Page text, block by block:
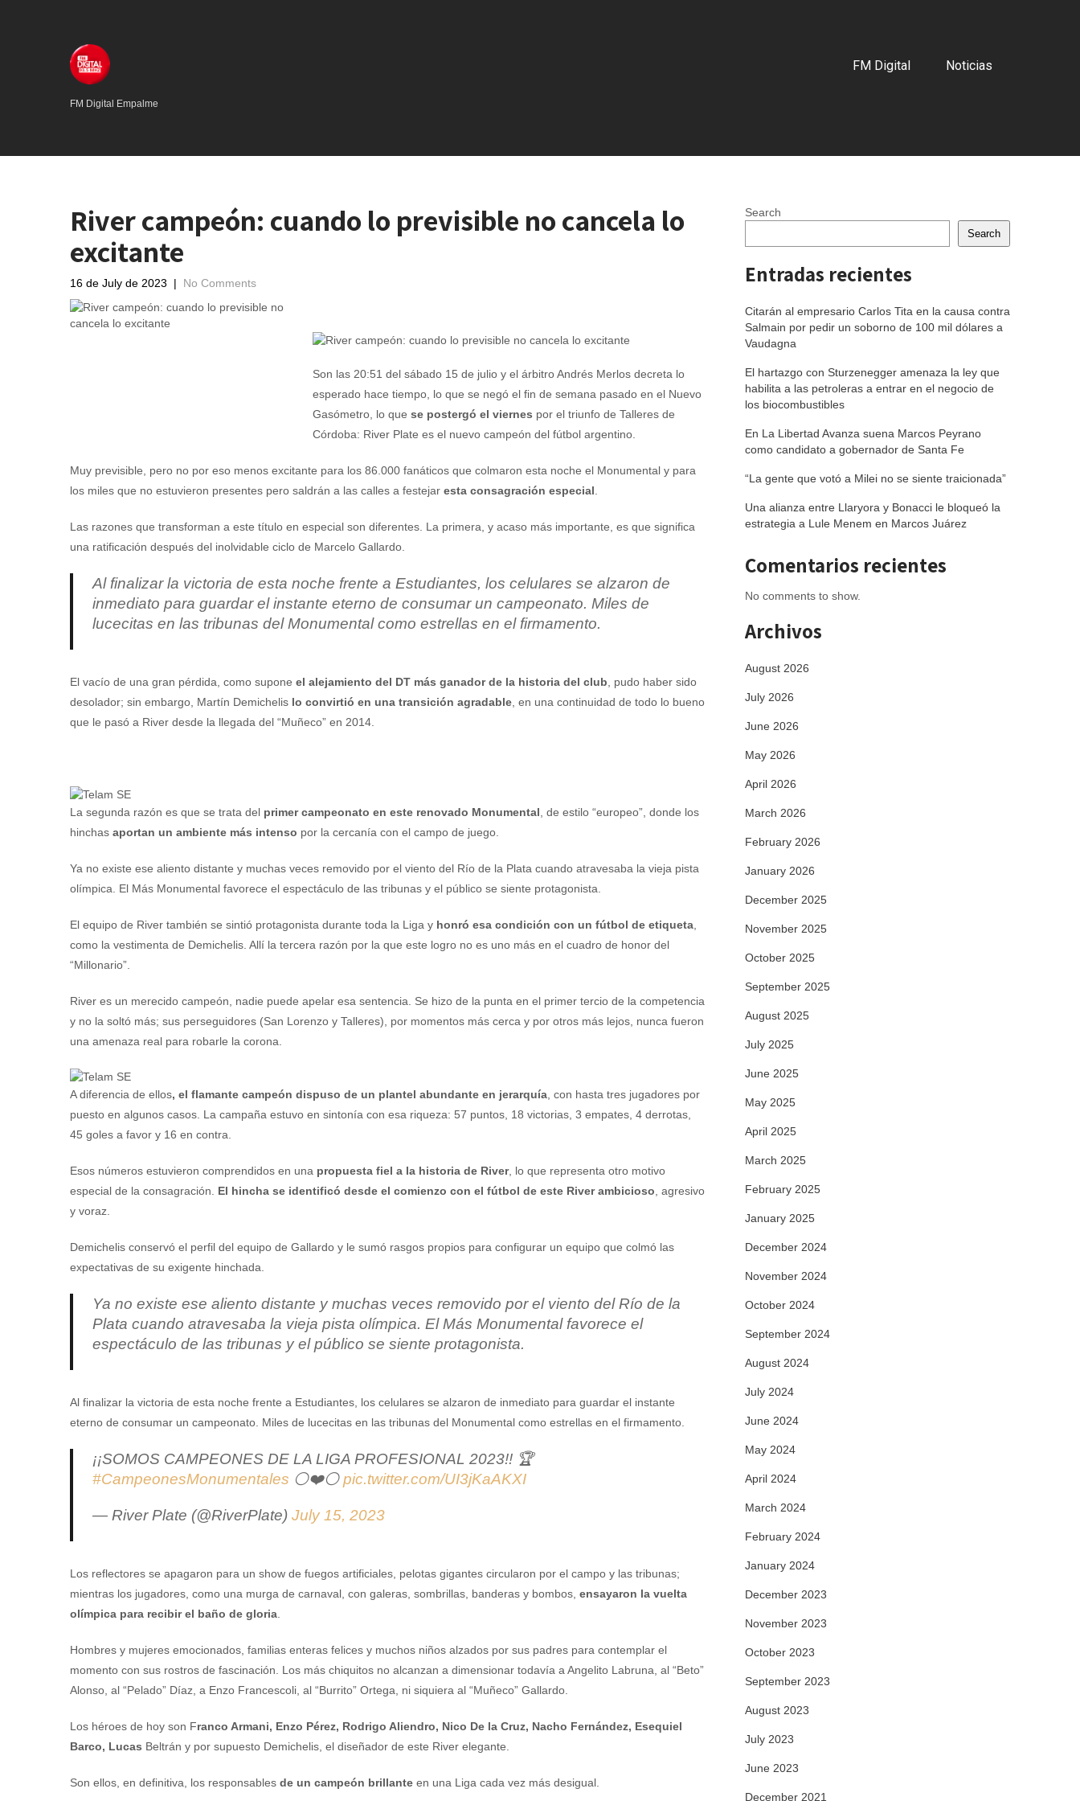
FM Digital Empalme
FM Digital Noticias
River campeón: cuando lo previsible no cancela lo
excitante
16 de July de 2023 | No Comments
Son las 20:51 del sábado 15 de julio y el árbitro Andrés Merlos decreta lo
esperado hace tiempo, lo que se negó el fin de semana pasado en el Nuevo
Gasómetro, lo que se postergó el viernes por el triunfo de Talleres de
Córdoba: River Plate es el nuevo campeón del fútbol argentino.
Muy previsible, pero no por eso menos excitante para los 86.000 fanáticos que colmaron esta noche el Monumental y para
los miles que no estuvieron presentes pero saldrán a las calles a festejar esta consagración especial.
Las razones que transforman a este título en especial son diferentes. La primera, y acaso más importante, es que significa
una ratificación después del inolvidable ciclo de Marcelo Gallardo.
Al finalizar la victoria de esta noche frente a Estudiantes, los celulares se alzaron de
inmediato para guardar el instante eterno de consumar un campeonato. Miles de
lucecitas en las tribunas del Monumental como estrellas en el firmamento.
El vacío de una gran pérdida, como supone el alejamiento del DT más ganador de la historia del club, pudo haber sido
desolador; sin embargo, Martín Demichelis lo convirtió en una transición agradable, en una continuidad de todo lo bueno
que le pasó a River desde la llegada del “Muñeco” en 2014.
La segunda razón es que se trata del primer campeonato en este renovado Monumental , de estilo “europeo”, donde los
hinchas aportan un ambiente más intenso por la cercanía con el campo de juego.
Ya no existe ese aliento distante y muchas veces removido por el viento del Río de la Plata cuando atravesaba la vieja pista
olímpica. El Más Monumental favorece el espectáculo de las tribunas y el público se siente protagonista.
El equipo de River también se sintió protagonista durante toda la Liga y honró esa condición con un fútbol de etiqueta
como la vestimenta de Demichelis. Allí la tercera razón por la que este logro no es uno más en el cuadro de honor del
“Millonario”.
River es un merecido campeón, nadie puede apelar esa sentencia. Se hizo de la punta en el primer tercio de la competencia
y no la soltó más; sus perseguidores (San Lorenzo y Talleres), por momentos más cerca y por otros más lejos, nunca fueron
una amenaza real para robarle la corona.
A diferencia de ellos, el flamante campeón dispuso de un plantel abundante en jerarquía , con hasta tres jugadores por
puesto en algunos casos. La campaña estuvo en sintonía con esa riqueza: 57 puntos, 18 victorias, 3 empates, 4 derrotas,
45 goles a favor y 16 en contra.
Esos números estuvieron comprendidos en una propuesta fiel a la historia de River, lo que representa otro motivo
especial de la consagración. El hincha se identificó desde el comienzo con el fútbol de este River ambicioso , agresivo
y voraz.
Demichelis conservó el perfil del equipo de Gallardo y le sumó rasgos propios para configurar un equipo que colmó las
expectativas de su exigente hinchada.
Ya no existe ese aliento distante y muchas veces removido por el viento del Río de la
Plata cuando atravesaba la vieja pista olímpica. El Más Monumental favorece el
espectáculo de las tribunas y el público se siente protagonista.
Al finalizar la victoria de esta noche frente a Estudiantes, los celulares se alzaron de inmediato para guardar el instante
eterno de consumar un campeonato. Miles de lucecitas en las tribunas del Monumental como estrellas en el firmamento.
¡¡SOMOS CAMPEONES DE LA LIGA PROFESIONAL 2023!! 🏆
#CampeonesMonumentales ⚪️❤️⚪️pic.twitter.com/UI3jKaAKXI
— River Plate (@RiverPlate) July 15, 2023
Los reflectores se apagaron para un show de fuegos artificiales, pelotas gigantes circularon por el campo y las tribunas;
mientras los jugadores, como una murga de carnaval, con galeras, sombrillas, banderas y bombos, ensayaron la vuelta
olímpica para recibir el baño de gloria
Hombres y mujeres emocionados, familias enteras felices y muchos niños alzados por sus padres para contemplar el
momento con sus rostros de fascinación. Los más chiquitos no alcanzan a dimensionar todavía a Angelito Labruna, al “Beto”
Alonso, al “Pelado” Díaz, a Enzo Francescoli, al “Burrito” Ortega, ni siquiera al “Muñeco” Gallardo.
Los héroes de hoy son Franco Armani, Enzo Pérez, Rodrigo Aliendro, Nico De la Cruz, Nacho Fernández, Esequiel
Barco, Lucas Beltrán y por supuesto Demichelis, el diseñador de este River elegante.
Son ellos, en definitiva, los responsables de un campeón brillante en una Liga cada vez más desigual.
Search
Search
Entradas recientes
Citarán al empresario Carlos Tita en la causa contra
Salmain por pedir un soborno de 100 mil dólares a
Vaudagna
El hartazgo con Sturzenegger amenaza la ley que
habilita a las petroleras a entrar en el negocio de
los biocombustibles
En La Libertad Avanza suena Marcos Peyrano
como candidato a gobernador de Santa Fe
“La gente que votó a Milei no se siente traicionada”
Una alianza entre Llaryora y Bonacci le bloqueó la
estrategia a Lule Menem en Marcos Juárez
Comentarios recientes
No comments to show.
Archivos
August 2026
July 2026
June 2026
May 2026
April 2026
March 2026
February 2026
January 2026
December 2025
November 2025
October 2025
September 2025
August 2025
July 2025
June 2025
May 2025
April 2025
March 2025
February 2025
January 2025
December 2024
November 2024
October 2024
September 2024
August 2024
July 2024
June 2024
May 2024
April 2024
March 2024
February 2024
January 2024
December 2023
November 2023
October 2023
September 2023
August 2023
July 2023
June 2023
December 2021